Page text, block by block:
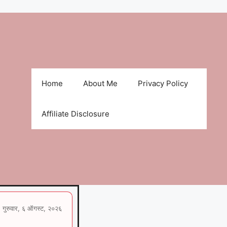
Home About Me Privacy Policy
Affiliate Disclosure
गुरुवार, ६ ऑगस्ट, २०२६